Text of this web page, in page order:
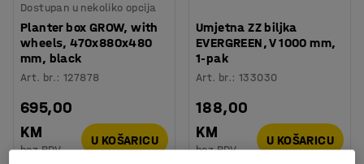
Dostupan u nekoliko opcija
Planter box GROW, with
wheels, 470x880x480
mm, black
Art. br.:127878
695,00
KM
bez PDV
U KOŠARICU
Umjetna ZZ biljka
EVERGREEN, V 1000 mm,
1-pak
Art. br.:133030
188,00
KM
bez PDV
U KOŠARICU